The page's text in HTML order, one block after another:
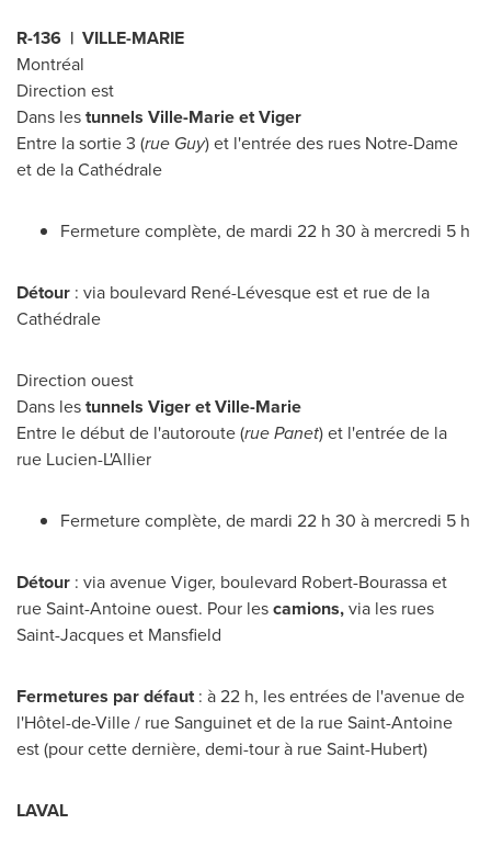
R-136 | VILLE-MARIE
Montréal
Direction est
Dans lestunnels Ville-Marieet Viger
Entre la sortie 3 (rue Guy) et l'entrée des rues Notre-Dame
et de la Cathédrale
Fermeture complète, de mardi 22 h 30 à mercredi 5 h
Détour : via boulevard René-Lévesque est et rue de la
Cathédrale
Direction ouest
Dans lestunnels Viger etVille-Marie
Entre le début de l'autoroute (rue Panet) et l'entrée de la
rue Lucien-L'Allier
Fermeture complète, de mardi 22 h 30 à mercredi 5 h
Détour : via avenue Viger, boulevard Robert-Bourassa et
rueSaint-Antoineouest. Pour lescamions,via les rues
Saint-Jacqueset Mansfield
Fermetures par défaut: à 22 h, les entrées de l'avenue de
l'Hôtel-de-Ville / rue Sanguinet et de la rueSaint-Antoine
est (pour cette dernière, demi-tour à rueSaint-Hubert)
LAVAL